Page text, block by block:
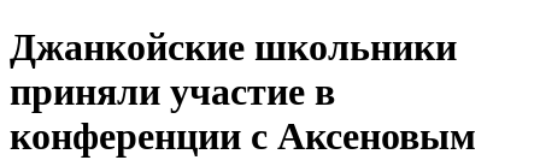
Джанкойские школьники
приняли участие в
конференции с Аксеновым